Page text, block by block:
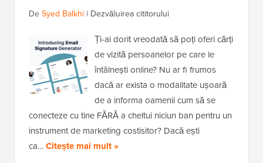
De Syed Balkhi | Dezvăluirea cititorului
Ți-ai dorit vreodată să poți oferi cărți
de vizită persoanelor pe care le
întâlnești online? Nu ar fi frumos
dacă ar exista o modalitate ușoară
de a informa oamenii cum să se
conecteze cu tine FĂRĂ a cheltui niciun ban pentru un
instrument de marketing costisitor? Dacă ești
ca…Citește mai mult »